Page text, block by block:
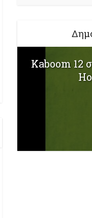
Kaboom 12